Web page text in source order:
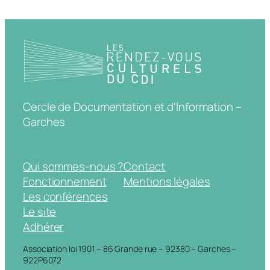
Cercle de Documentation et d'Information –
Garches
Qui sommes-nous ?
Fonctionnement
Les conférences
Le site
Adhérer
Contact
Mentions légales
Association loi 1901 – 86 Grande rue – 92380 – Garches –
922P6072